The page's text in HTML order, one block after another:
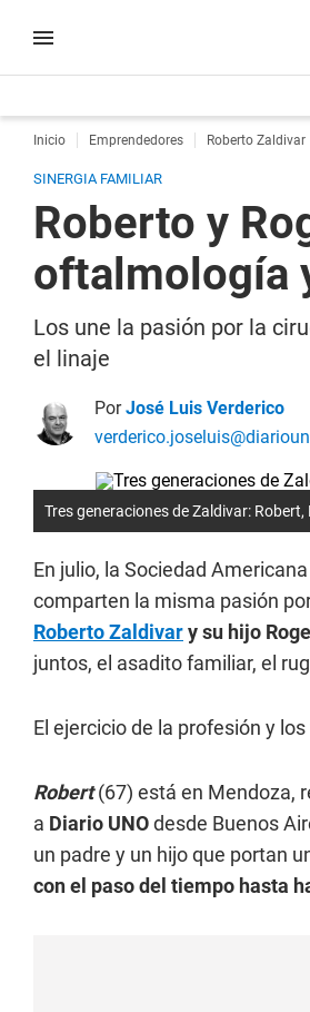
Inicio Emprendedores Roberto Zaldivar
SINERGIA FAMILIAR
Roberto y
oftalmología
Los une la pasión por la
el linaje
PorJosé Luis Verderico
Tres generaciones de Zaldivar:
En julio, la Sociedad
comparten la misma pasión
Roberto Zaldivary su hijo
juntos, el asadito familiar, el
El ejercicio de la profesión y
Robert(67) está en Mendoza,
a Diario UNOdesde Buenos
un padre y un hijo que portan
con el paso del tiempo hasta